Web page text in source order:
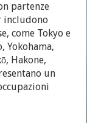
partenze
includono
come Tokyo e
Yokohama,
Hakone,
un